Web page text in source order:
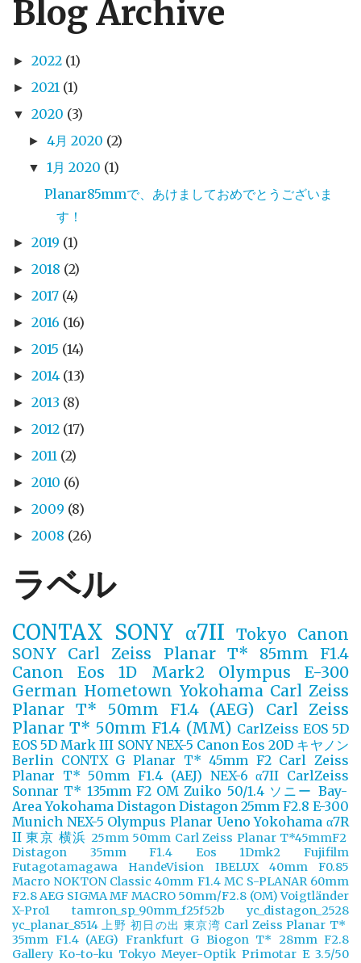
Blog Archive
► 2022 (1)
► 2021 (1)
▼ 2020 (3)
►4月 2020 (2)
▼ 1月 2020 (1)
Planar85mmで、あけましておめでとうございま
す！
► 2019 (1)
► 2018 (2)
► 2017 (4)
► 2016 (16)
► 2015 (14)
► 2014 (13)
► 2013 (8)
► 2012 (17)
► 2011 (2)
► 2010 (6)
► 2009 (8)
► 2008 (26)
ラベル
CONTAX SONY α7II Tokyo
Canon
SONY
Carl Zeiss Planar T* 85mm F1.4
Canon Eos 1D Mark2
Olympus E-300
German Hometown Yokohama Carl Zeiss
Planar T* 50mm F1.4 (AEG)
Carl Zeiss
Planar T* 50mm F1.4 (MM) CarlZeiss EOS 5D
EOS 5D Mark III SONY NEX-5 Canon Eos 20D キヤノン
Berlin CONTX G Planar T* 45mm F2 Carl Zeiss
Planar T* 50mm F1.4 (AEJ) NEX-6 α7II CarlZeiss
Sonnar T* 135mm F2 OM Zuiko 50/1.4 ソニー Bay-
Area Yokohama Distagon Distagon 25mm F2.8 E-300
Munich NEX-5 Olympus Planar Ueno Yokohama α7R
II 東京 横浜 25mm 50mm Carl Zeiss Planar T*45mmF2
Distagon 35mm F1.4
Eos 1Dmk2
Fujifilm
Futagotamagawa
HandeVision
IBELUX 40mm F0.85
Macro NOKTON Classic 40mm F1.4 MC S-PLANAR 60mm
F2.8 AEG SIGMA MF MACRO 50mm/F2.8 (OM) Voigtländer
X-Pro1
tamron_sp_90mm_f25f52b
yc_distagon_2528
yc_planar_8514 上野 初日の出 東京湾 Carl Zeiss Planar T*
35mm F1.4 (AEG) Frankfurt G Biogon T* 28mm F2.8
Gallery Ko-to-ku Tokyo Meyer-Optik Primotar E 3.5/50